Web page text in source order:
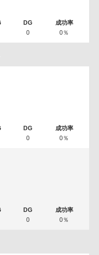
0 0％
0 0％
0 0％